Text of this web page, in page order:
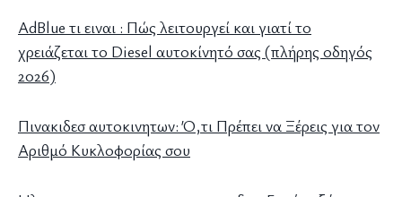
AdBlue τι ειναι : Πώς λειτουργεί και γιατί το
χρειάζεται το Diesel αυτοκίνητό σας (πλήρης οδηγός
2026)
Πινακιδεσ αυτοκινητων: Ό,τι Πρέπει να Ξέρεις για τον
Αριθμό Κυκλοφορίας σου